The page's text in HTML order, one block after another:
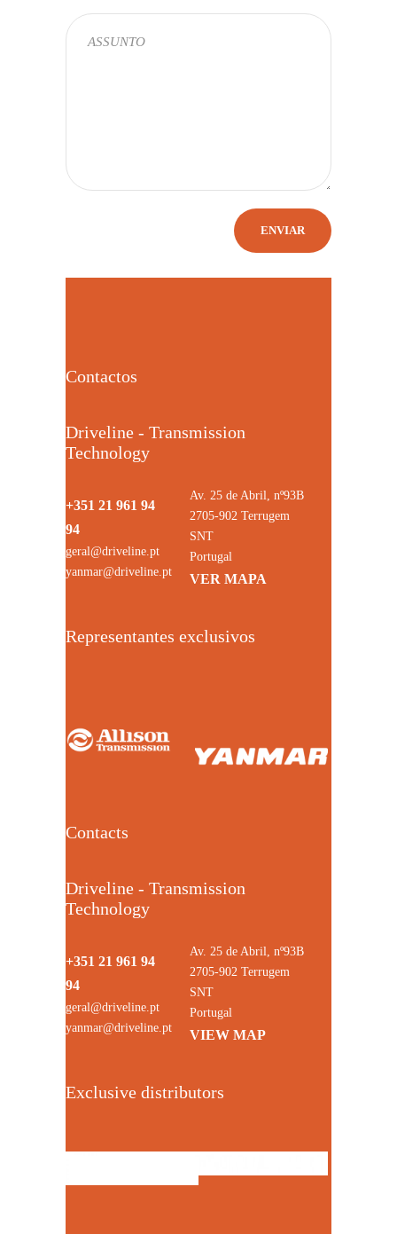
Contactos
Driveline - Transmission
Technology
+351 21 961 94
94
geral@driveline.pt
yanmar@driveline.pt
Av. 25 de Abril, nº93B
2705-902 Terrugem
SNT
Portugal
VER MAPA
Representantes exclusivos
Contacts
Driveline - Transmission
Technology
+351 21 961 94
94
geral@driveline.pt
yanmar@driveline.pt
Av. 25 de Abril, nº93B
2705-902 Terrugem
SNT
Portugal
VIEW MAP
Exclusive distributors